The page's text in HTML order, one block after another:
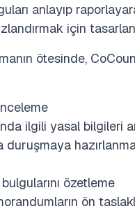
anlayıp
için
ötesinde,
ilgili yasal bilgileri
duruşmaya
özetleme
ön